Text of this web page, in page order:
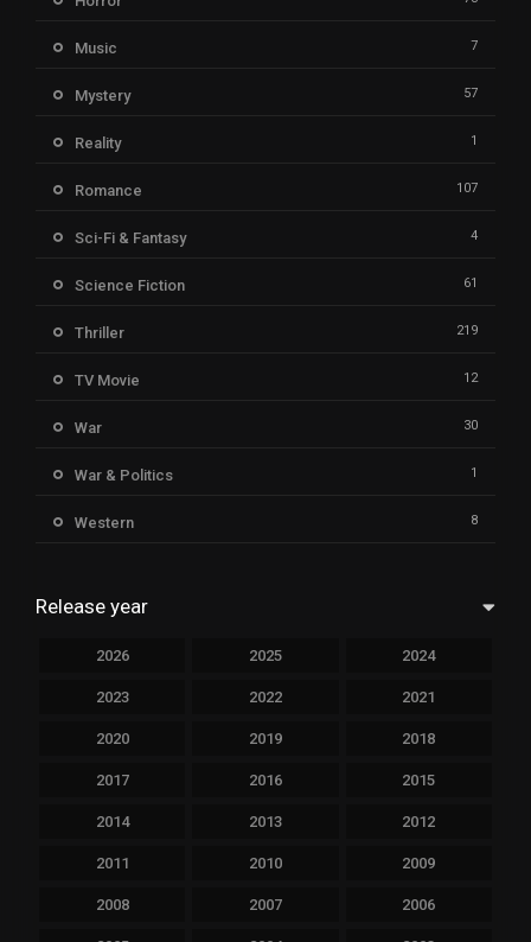
Music 7
Mystery 57
Reality 1
Romance 107
Sci-Fi & Fantasy 4
Science Fiction 61
Thriller 219
TV Movie 12
War 30
War & Politics 1
Western 8
Release year
2026 2025 2024
2023 2022 2021
2020 2019 2018
2017 2016 2015
2014 2013 2012
2011 2010 2009
2008 2007 2006